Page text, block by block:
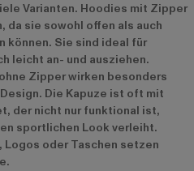
Varianten. Hoodies mit Zipper
sie sowohl offen als auch
können. Sie sind ideal für
leicht an- und ausziehen.
Zipper wirken besonders
Die Kapuze ist oft mit
der nicht nur funktional ist,
sportlichen Look verleiht.
oder Taschen setzen